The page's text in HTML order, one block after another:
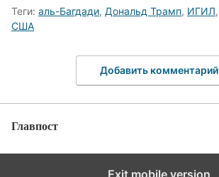
Теги: аль-Багдади, Дональд Трамп, ИГИЛ,
США
Добавить комментарий
Главпост